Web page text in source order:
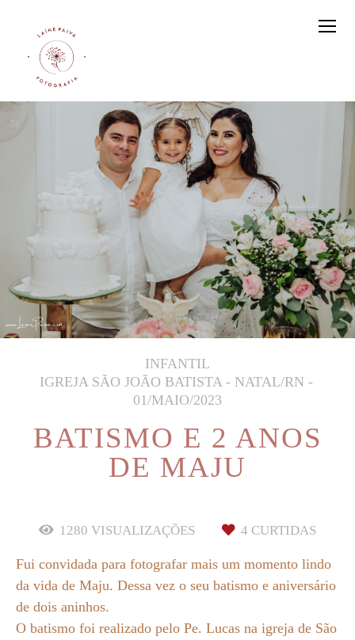
INFANTIL
IGREJA SÃO JOÃO BATISTA - NATAL/RN
01/MAIO/2023
BATISMO E 2 ANOS
DE MAJU
1280 VISUALIZAÇÕES 4 CURTIDAS
Fui convidada para fotografar mais um momento lindo
da vida de Maju. Dessa vez o seu batismo e aniversário
de dois aninhos.
O batismo foi realizado pelo Pe. Lucas na igreja de São